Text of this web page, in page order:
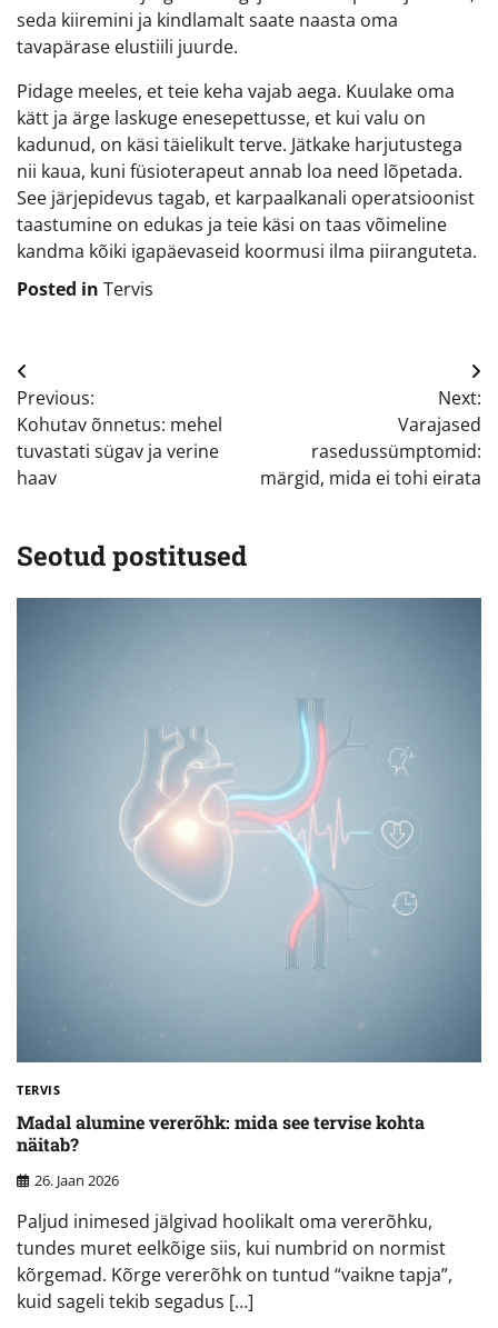
seda kiiremini ja kindlamalt saate naasta oma
tavapärase elustiili juurde.
Pidage meeles, et teie keha vajab aega. Kuulake oma
kätt ja ärge laskuge enesepettusse, et kui valu on
kadunud, on käsi täielikult terve. Jätkake harjutustega
nii kaua, kuni füsioterapeut annab loa need lõpetada.
See järjepidevus tagab, et karpaalkanali operatsioonist
taastumine on edukas ja teie käsi on taas võimeline
kandma kõiki igapäevaseid koormusi ilma piiranguteta.
Posted in Tervis
Navigeerimine
Previous:
Kohutav õnnetus: mehel
tuvastati sügav ja verine
haav
Next:
Varajased
rasedussümptomid:
märgid, mida ei tohi eirata
Seotud postitused
TERVIS
Madal alumine vererõhk: mida see tervise kohta
näitab?
26. Jaan 2026
Paljud inimesed jälgivad hoolikalt oma vererõhku,
tundes muret eelkõige siis, kui numbrid on normist
kõrgemad. Kõrge vererõhk on tuntud “vaikne tapja”,
kuid sageli tekib segadus […]